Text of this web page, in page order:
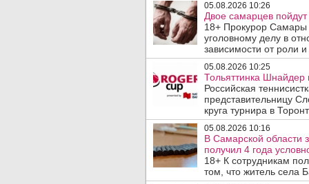
05.08.2026 10:26
Двое самарцев пойдут
18+ Прокурор Самары
уголовному делу в
зависимости от роли
05.08.2026 10:25
Тольяттинка Шнайдер
Российская
представительницу
круга турнира в
05.08.2026 10:16
В Самарской области
получил 4 года
18+ К сотрудникам
том, что житель села